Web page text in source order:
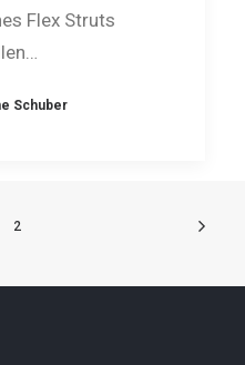
Flex Struts
Schuber
2